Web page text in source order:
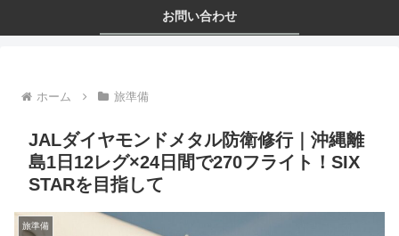
お問い合わせ
ホーム 旅準備
JALダイヤモンドメタル防衛修行｜沖縄離
島1日12レグ×24日間で270フライト！SIX
STARを目指して
旅準備